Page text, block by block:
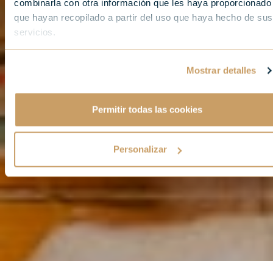
combinarla con otra información que les haya proporcionado
que hayan recopilado a partir del uso que haya hecho de sus
servicios.
Mostrar detalles
Permitir todas las cookies
Personalizar